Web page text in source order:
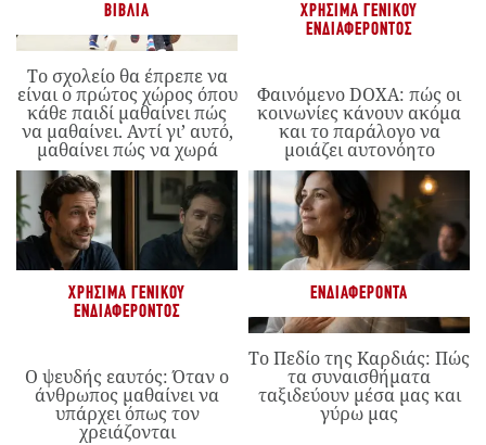
ΒΙΒΛΊΑ
Το σχολείο θα έπρεπε να
είναι ο πρώτος χώρος όπου
κάθε παιδί μαθαίνει πώς
να μαθαίνει. Αντί γι’ αυτό,
μαθαίνει πώς να χωρά
ΧΡΉΣΙΜΑ ΓΕΝΙΚΟΎ
ΕΝΔΙΑΦΈΡΟΝΤΟΣ
Φαινόμενο DOXA: πώς οι
κοινωνίες κάνουν ακόμα
και το παράλογο να
μοιάζει αυτονόητο
ΧΡΉΣΙΜΑ ΓΕΝΙΚΟΎ
ΕΝΔΙΑΦΈΡΟΝΤΟΣ
Ο ψευδής εαυτός: Όταν ο
άνθρωπος μαθαίνει να
υπάρχει όπως τον
χρειάζονται
ΕΝΔΙΑΦΈΡΟΝΤΑ
Το Πεδίο της Καρδιάς: Πώς
τα συναισθήματα
ταξιδεύουν μέσα μας και
γύρω μας